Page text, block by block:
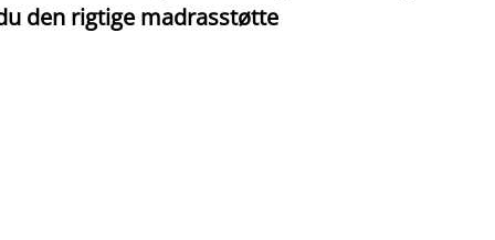
den rigtige madrasstøtte